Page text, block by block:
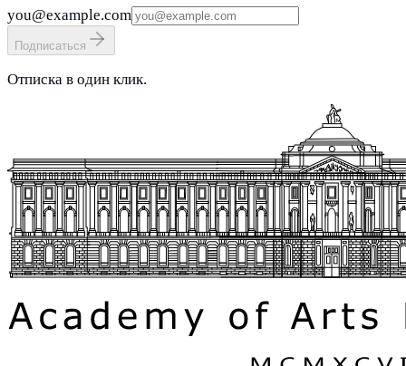
you@example.com
Подписаться
Отписка в один клик.